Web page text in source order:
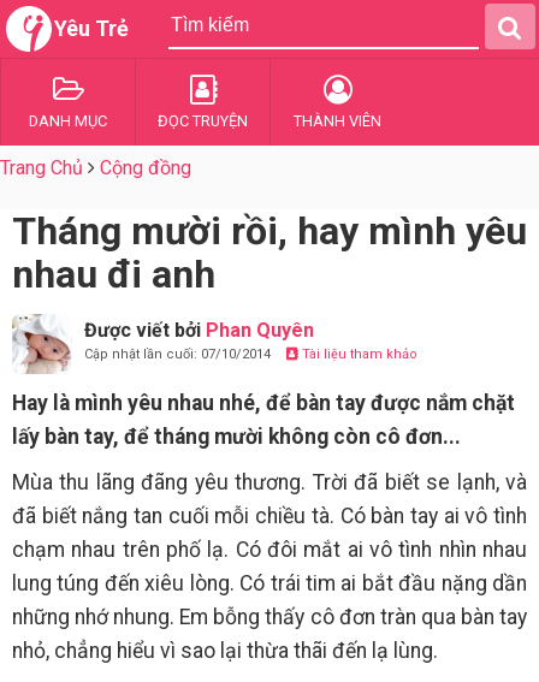
Yêu Trẻ
DANH MỤC ĐỌC TRUYỆN THÀNH VIÊN
Trang Chủ Cộng đồng
Tháng mười rồi, hay mình yêu
nhau đi anh
Được viết bởi Phan Quyên
Cập nhật lần cuối: 07/10/2014 Tài liệu tham khảo
Hay là mình yêu nhau nhé, để bàn tay được nắm chặt
lấy bàn tay, để tháng mười không còn cô đơn...
Mùa thu lãng đãng yêu thương. Trời đã biết se lạnh, và
đã biết nắng tan cuối mỗi chiều tà. Có bàn tay ai vô tình
chạm nhau trên phố lạ. Có đôi mắt ai vô tình nhìn nhau
lung túng đến xiêu lòng. Có trái tim ai bắt đầu nặng dần
những nhớ nhung. Em bỗng thấy cô đơn tràn qua bàn tay
nhỏ, chẳng hiểu vì sao lại thừa thãi đến lạ lùng.